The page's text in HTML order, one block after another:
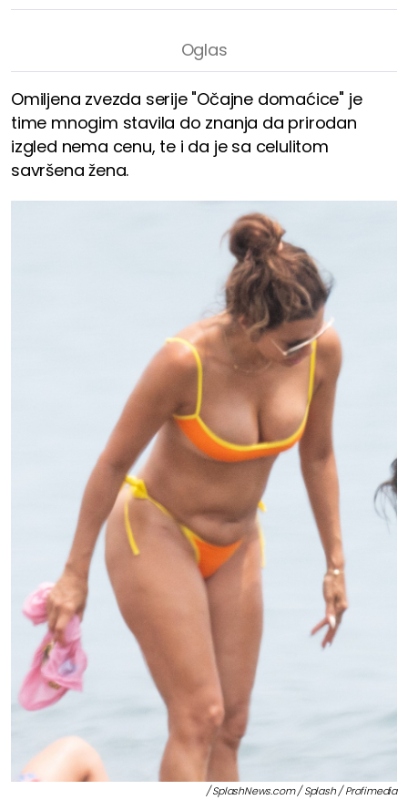
Omiljena zvezda serije "Očajne domaćice" je
time mnogim stavila do znanja da prirodan
izgled nema cenu, te i da je sa celulitom
savršena žena.
/ SplashNews.com / Splash / Profimedia